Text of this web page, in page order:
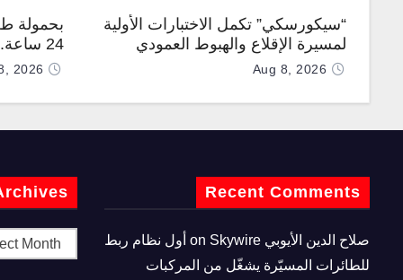
“سيكورسكي” تكمل الاختبارات الأولية
لمسيرة الإقلاع والهبوط العمودي
“نوماد 100”Aug 8, 2026
بحمولة
24
“TP200”
2026
Recent Comments
صلاح الدين الأيوبي
Skywire أول نظام ربط
للطائرات المسيّرة يشغّل من المركبات